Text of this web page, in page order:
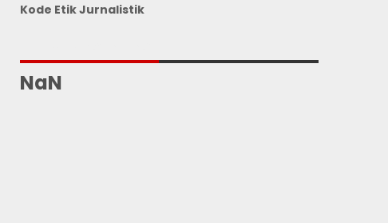
Kode Etik Jurnalistik
NaN